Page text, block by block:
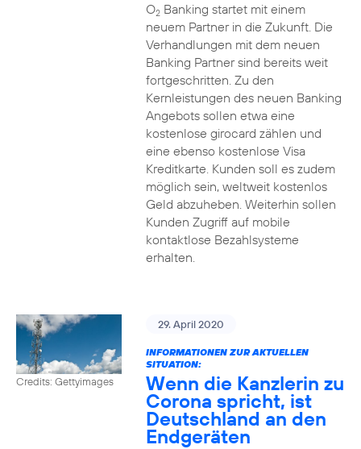
O2Banking startet mit einem
neuem Partner in die Zukunft. Die
Verhandlungen mit dem neuen
Banking Partner sind bereits weit
fortgeschritten. Zu den
Kernleistungen des neuen Banking
Angebots sollen etwa eine
kostenlose girocard zählen und
eine ebenso kostenlose Visa
Kreditkarte. Kunden soll es zudem
möglich sein, weltweit kostenlos
Geld abzuheben. Weiterhin sollen
Kunden Zugriff auf mobile
kontaktlose Bezahlsysteme
erhalten.
Credits: Gettyimages
29. April 2020
INFORMATIONEN ZUR AKTUELLEN
SITUATION:
Wenn die Kanzlerin zu
Corona spricht, ist
Deutschland an den
Endgeräten